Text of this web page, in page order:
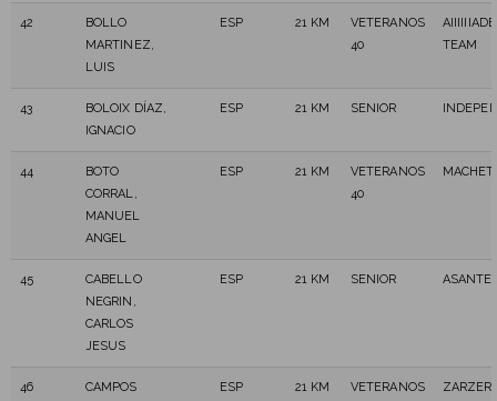
42
BOLLO
MARTINEZ,
LUIS
ESP 21 KM
VETERANOS
40
TEAM
43
BOLOIX DÍAZ,
IGNACIO
ESP 21 KM SENIOR
44
BOTO
CORRAL,
MANUEL
ANGEL
ESP 21 KM
VETERANOS
40
45
CABELLO
NEGRIN,
CARLOS
JESUS
ESP 21 KM SENIOR
46
CAMPOS
ESP 21 KM
VETERANOS